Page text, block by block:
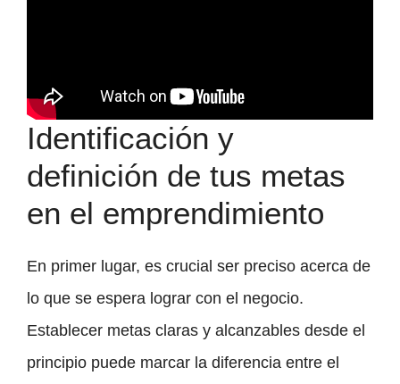
Identificación y
definición de tus metas
en el emprendimiento
En primer lugar, es crucial ser preciso acerca de
lo que se espera lograr con el negocio.
Establecer metas claras y alcanzables desde el
principio puede marcar la diferencia entre el